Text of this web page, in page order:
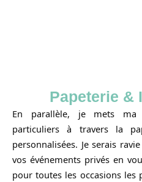
Papeterie &
En parallèle, je mets ma
particuliers à travers la
personnalisées. Je serais
vos événements privés en
pour toutes les occasions les